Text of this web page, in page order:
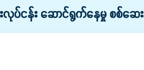
းလုပ်ငန်း ဆောင်ရွက်နေမှု စစ်ဆေး